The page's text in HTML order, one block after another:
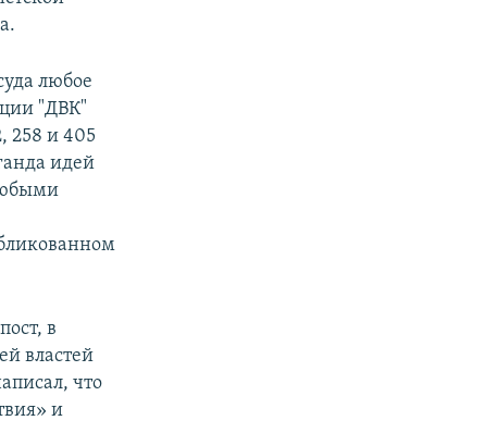
любое
"ДВК"
258 и 405
идей
в
властей
что
и